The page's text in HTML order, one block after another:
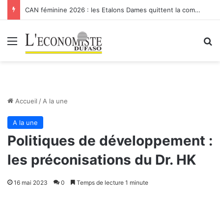
IFPB: COMMUNIQUE
Menu
Accueil / A la une
A la une
Politiques de développement :
les préconisations du Dr. HK
16 mai 2023 0 Temps de lecture 1 minute